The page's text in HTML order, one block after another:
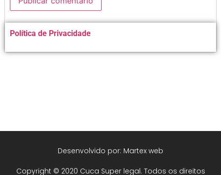
Alternative:
Política de Privacidade
Copyright © 2020 Cuca Super legal. Todos os direitos
Desenvolvido por: Martex web